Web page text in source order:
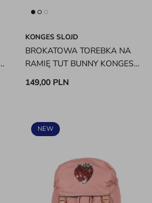
KONGES SLOJD
BROKATOWA TOREBKA NA
RAMIĘ TUT BUNNY KONGES
149,00 PLN
NEW